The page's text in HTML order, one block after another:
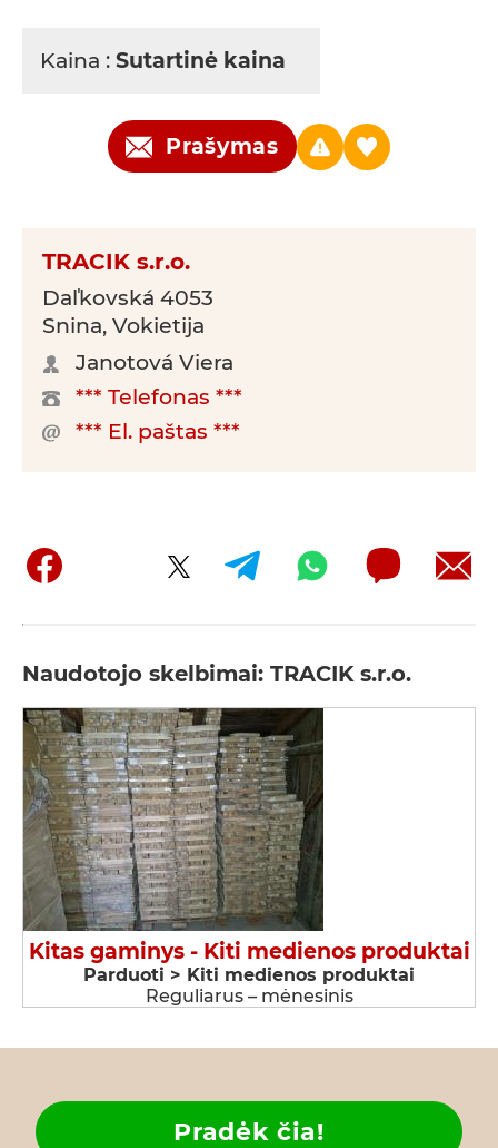
Kaina : Sutartinė kaina
Prašymas
TRACIK s.r.o.
Daľkovská 4053
Snina, Vokietija
Janotová Viera
*** Telefonas ***
*** El. paštas ***
Naudotojo skelbimai: TRACIK s.r.o.
Kitas gaminys - Kiti medienos produktai
Parduoti > Kiti medienos produktai
Reguliarus – mėnesinis
Pradėk čia!